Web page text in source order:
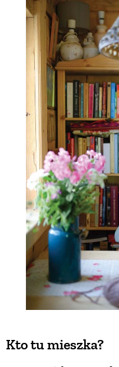
Kto tu mieszka?